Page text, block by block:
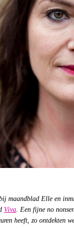
maandblad Elle en
Viva. Een fijne no
heeft, zo ontdekten